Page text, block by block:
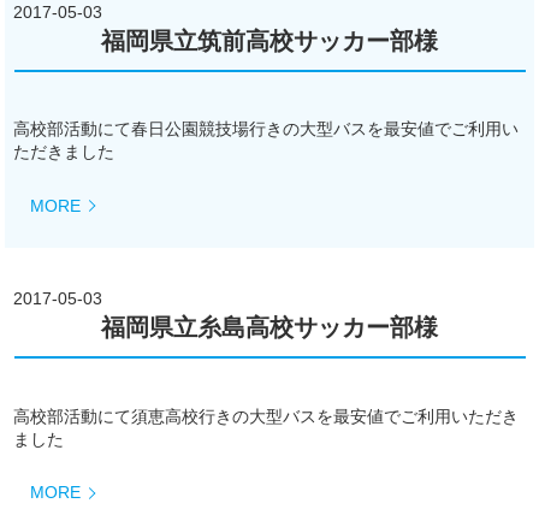
2017-05-03
福岡県立筑前高校サッカー部様
高校部活動にて春日公園競技場行きの大型バスを最安値でご利用い
ただきました
MORE
2017-05-03
福岡県立糸島高校サッカー部様
高校部活動にて須恵高校行きの大型バスを最安値でご利用いただき
ました
MORE